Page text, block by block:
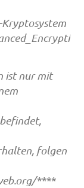
ist nur mit
folgen
****